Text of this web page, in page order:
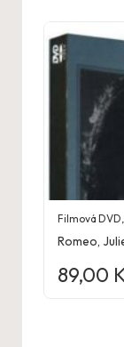
Filmová DVD
Romeo,
89,00